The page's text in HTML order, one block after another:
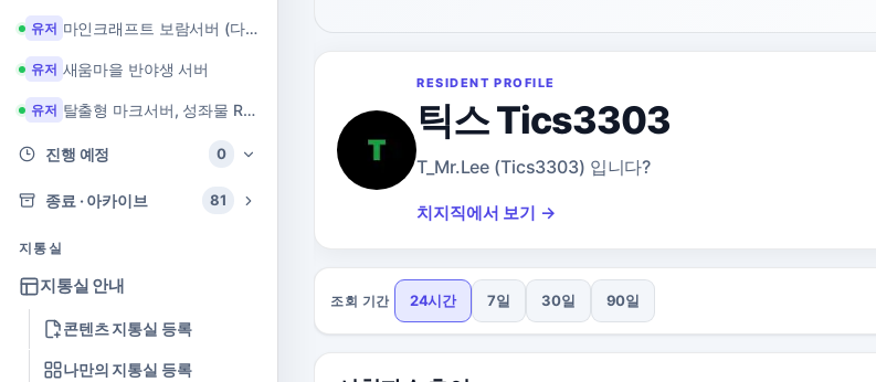
유저 마인크래프트 보람서버 (다이아 + 힐링 서버)
유저 새움마을 반야생 서버
유저 탈출형 마크서버, 성좌물 RPG 마크서버
진행 예정 0
종료 · 아카이브 81
지통실
지통실 안내
콘텐츠 지통실 등록
나만의 지통실 등록
RESIDENT PROFILE
틱스 Tics3303
T_Mr.Lee (Tics3303) 입니다?
치지직에서 보기 →
조회 기간 24시간 7일 30일 90일